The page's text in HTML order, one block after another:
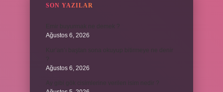
SON YAZILAR
Ağustos 6, 2026
Ağustos 6, 2026